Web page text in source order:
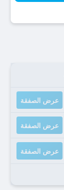
عرض الصفقة
عرض الصفقة
عرض الصفقة